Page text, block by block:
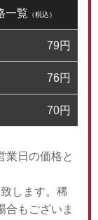
一覧 （税込）
79円
76円
70円
業日の価格と
します。稀
合もございま